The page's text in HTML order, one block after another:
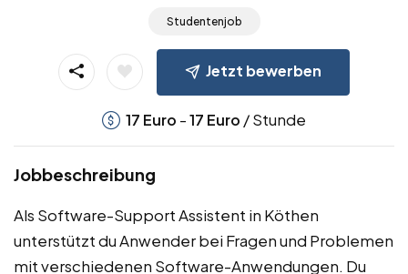
Studentenjob
Jetzt bewerben
17 Euro -17 Euro / Stunde
Jobbeschreibung
Als Software-Support Assistent in Köthen
unterstützt du Anwender bei Fragen und Problemen
mit verschiedenen Software-Anwendungen. Du